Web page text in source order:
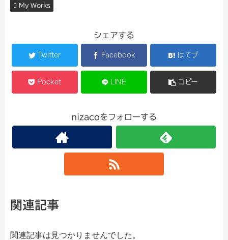
My Works
シェアする
Twitter Facebook はてブ
Pocket LINE コピー
nizacoをフォローする
関連記事
関連記事は見つかりませんでした。